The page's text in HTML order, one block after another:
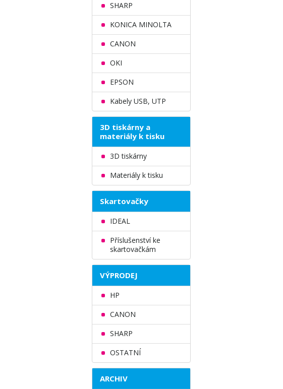
SHARP
KONICA MINOLTA
CANON
OKI
EPSON
Kabely USB, UTP
3D tiskárny a
materiály k tisku
3D tiskárny
Materiály k tisku
Skartovačky
IDEAL
Příslušenství ke
skartovačkám
VÝPRODEJ
HP
CANON
SHARP
OSTATNÍ
ARCHIV